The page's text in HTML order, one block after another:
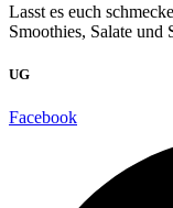
Lasst es euch
Smoothies, Salate und
UG
Facebook